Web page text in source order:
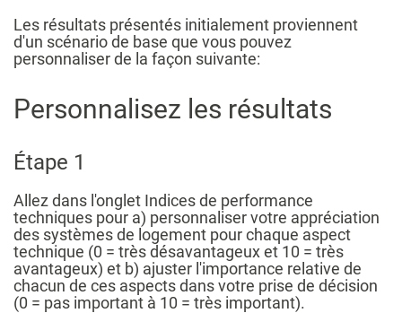
Les résultats présentés initialement proviennent
d'un scénario de base que vous pouvez
personnaliser de la façon suivante:
Personnalisez les résultats
Étape 1
Allez dans l'onglet Indices de performance
techniques pour a) personnaliser votre appréciation
des systèmes de logement pour chaque aspect
technique (0 = très désavantageux et 10 = très
avantageux) et b) ajuster l'importance relative de
chacun de ces aspects dans votre prise de décision
(0 = pas important à 10 = très important).